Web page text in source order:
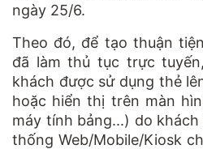
ngày 25/6.
Theo đó, để tạo thuận
đã làm thủ tục trực
khách được sử dụng thẻ
hoặc hiển thị trên màn
máy tính bảng...) do
thống Web/Mobile/Kiosk